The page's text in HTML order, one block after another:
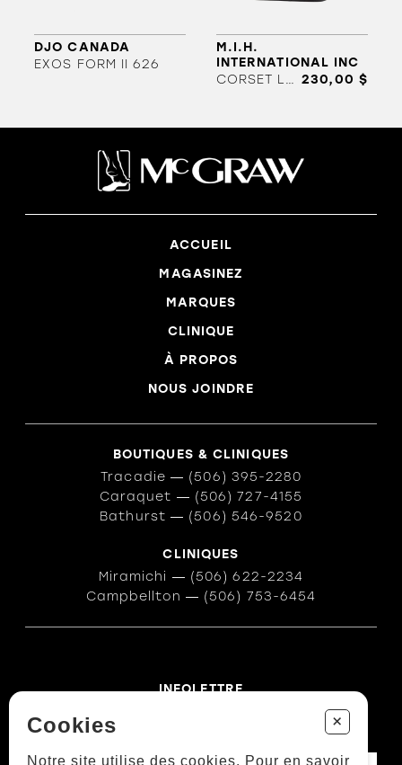
DJO CANADA
EXOS FORM II 626
M.I.H.
INTERNATIONAL INC
CORSET LOMBO-SACRE 230,00 $
ACCUEIL
MAGASINEZ
MARQUES
CLINIQUE
À PROPOS
NOUS JOINDRE
BOUTIQUES & CLINIQUES
Tracadie ― (506) 395-2280
Caraquet ― (506) 727-4155
Bathurst ― (506) 546-9520
CLINIQUES
Miramichi ― (506) 622-2234
Campbellton ― (506) 753-6454
INFOLETTRE
Cookies +
Notre site utilise des cookies. Pour en savoir